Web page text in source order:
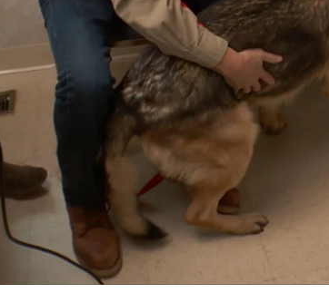
de 2021, 17:04
Jack acude a ver al Dr. Pol porque
de manera extraña . Se ha vuelto
a un alce y al poco tiempo
dueño ha visto que no está herido de
fea junto al cuello. En la clínica
pero Jack no se deja así que no
sedarlo. Lo que descubren les deja